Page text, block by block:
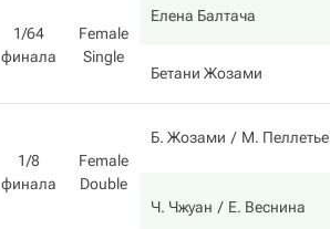
1/64
финала
Female
Single
Елена Балтача
Бетани Жозами
1/8
финала
Female
Double
Б. Жозами М. Пеллетье
Ч. Чжуан Е. Веснина